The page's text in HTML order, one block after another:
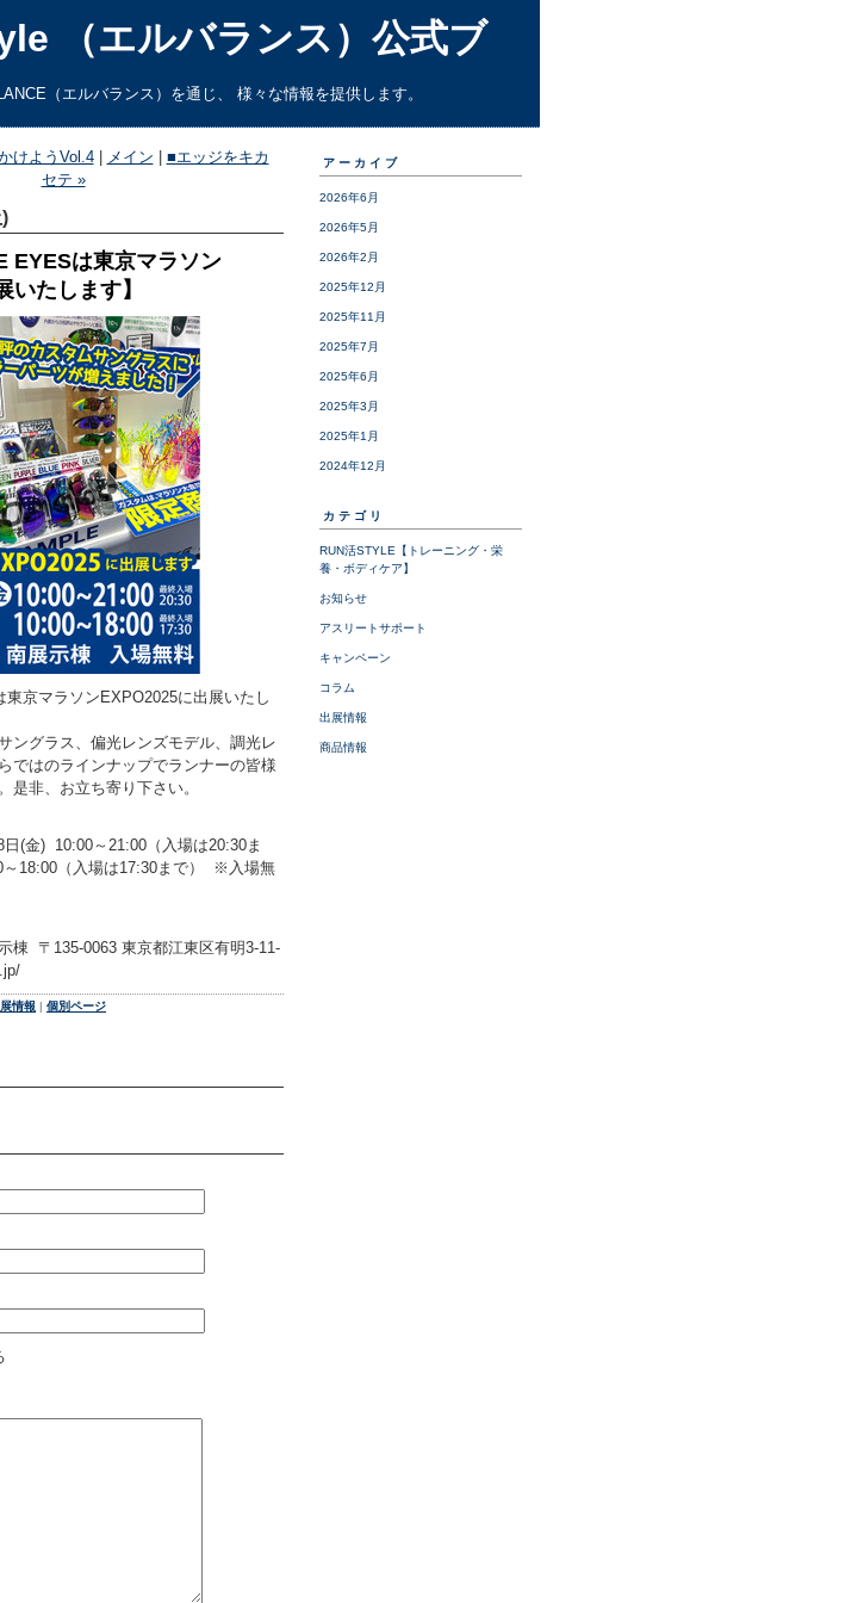
（エルバランス）公式ブ
（エルバランス）を通じ、 様々な情報を提供します。
けようVol.4| メイン
■エッジをキカ
セテ »
EYESは東京マラソン
いたします】
東京マラソンEXPO2025に出展いたし
ングラス、偏光レンズモデル、調光レ
ではのラインナップでランナーの皆様
是非、お立ち寄り下さい。
(金) 10:00～21:00（入場は20:30ま
18:00（入場は17:30まで） ※入場無
棟 〒135-0063 東京都江東区有明3-11-
情報 | 個別ページ
アーカイブ
2026年6月
2026年5月
2026年2月
2025年12月
2025年11月
2025年7月
2025年6月
2025年3月
2025年1月
2024年12月
カテゴリ
RUN活STYLE【トレーニング・栄
養・ボディケア】
お知らせ
アスリートサポート
キャンペーン
コラム
出展情報
商品情報